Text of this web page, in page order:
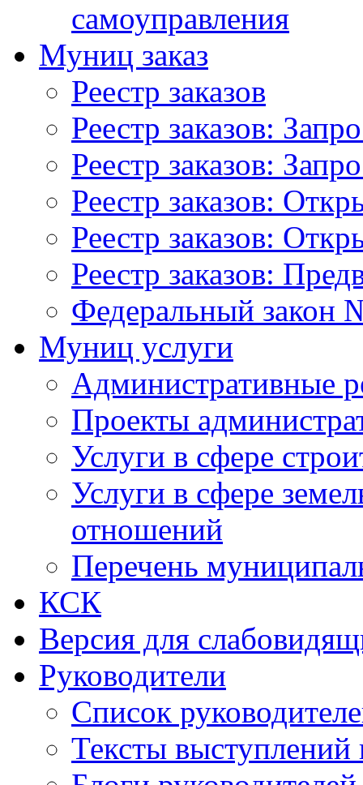
самоуправления
Муниц заказ
Реестр заказов
Реестр заказов:
Реестр заказов:
Реестр заказов:
Реестр заказов:
Реестр заказов:
Федеральный закон
Муниц услуги
Административные
Проекты
Услуги в сфере
Услуги в сфере
отношений
Перечень
КСК
Версия для
Руководители
Список
Тексты выступлений